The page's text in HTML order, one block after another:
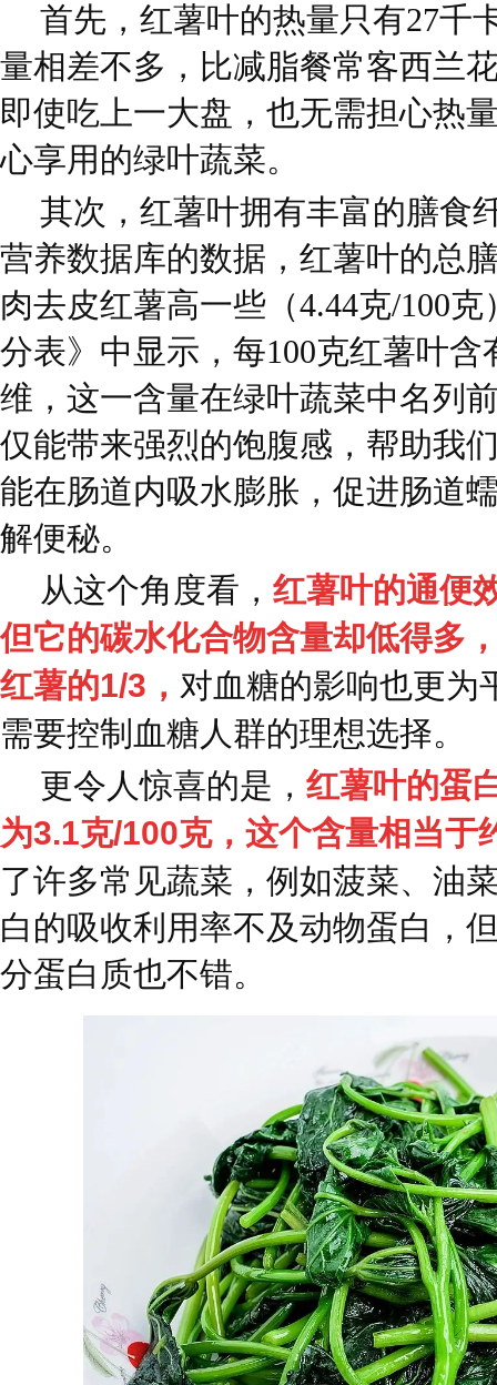
首先，红薯叶的热量只有27千
量相差不多，比减脂餐常客西兰
即使吃上一大盘，也无需担心热
心享用的绿叶蔬菜。
其次，红薯叶拥有丰富的膳食
营养数据库的数据，红薯叶的总
肉去皮红薯高一些（4.44克/100
分表》中显示，每100克红薯叶含
维，这一含量在绿叶蔬菜中名列
仅能带来强烈的饱腹感，帮助我
能在肠道内吸水膨胀，促进肠道
解便秘。
从这个角度看， 红薯叶的通便
但它的碳水化合物含量却低得多
红薯的1/3， 对血糖的影响也更为
需要控制血糖人群的理想选择。
更令人惊喜的是， 红薯叶的蛋
为3.1克/100克，这个含量相当于
了许多常见蔬菜，例如菠菜、油
白的吸收利用率不及动物蛋白，
分蛋白质也不错。